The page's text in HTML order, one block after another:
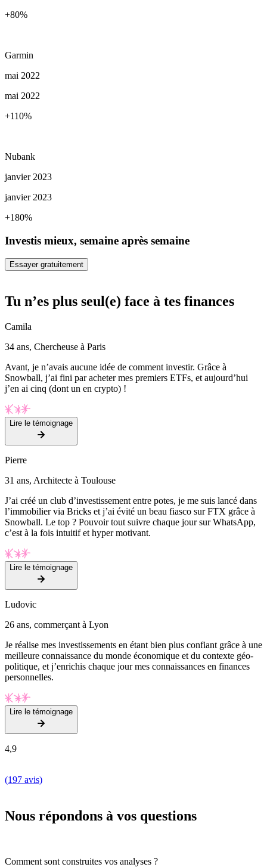
+80%
Garmin
mai 2022
mai 2022
+110%
Nubank
janvier 2023
janvier 2023
+180%
Investis mieux, semaine après semaine
Essayer gratuitement
Tu n’es plus seul(e) face à tes finances
Camila
34 ans, Chercheuse à Paris
Avant, je n’avais aucune idée de comment investir. Grâce à
Snowball, j’ai fini par acheter mes premiers ETFs, et aujourd’hui
j’en ai cinq (dont un en crypto) !
Lire le témoignage
Pierre
31 ans, Architecte à Toulouse
J’ai créé un club d’investissement entre potes, je me suis lancé dans
l’immobilier via Bricks et j’ai évité un beau fiasco sur FTX grâce à
Snowball. Le top ? Pouvoir tout suivre chaque jour sur WhatsApp,
c’est à la fois intuitif et hyper motivant.
Lire le témoignage
Ludovic
26 ans, commerçant à Lyon
Je réalise mes investissements en étant bien plus confiant grâce à une
meilleure connaissance du monde économique et du contexte géo-
politique, et j’enrichis chaque jour mes connaissances en finances
personnelles.
Lire le témoignage
4,9
(197 avis)
Nous répondons à vos questions
Comment sont construites vos analyses ?